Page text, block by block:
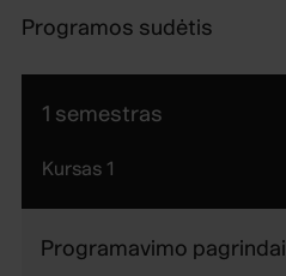
Programos sudėtis
1 semestras
Kursas 1
Programavimo pagrindai